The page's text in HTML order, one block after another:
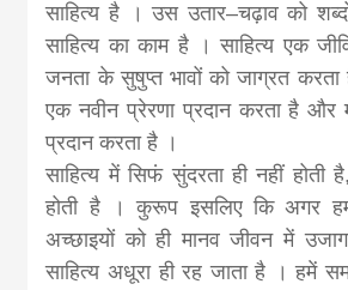
साहित्य है । उस उतार–चढ़ाव को
साहित्य का काम है । साहित्य एक
जनता के सुषुप्त भावों को जाग्रत
एक नवीन प्रेरणा प्रदान करता है और
प्रदान करता है ।
साहित्य में सिफं सुंदरता ही नहीं
होती है । कुरूप इसलिए कि अगर हम
अच्छाइयों को ही मानव जीवन में
साहित्य अधूरा ही रह जाता है । हमें